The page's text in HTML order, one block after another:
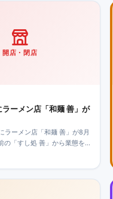
開店・閉店
ラーメン店「和麺 善」が
ラーメン店「和麺 善」が8月
の「すし処 善」から業態を変
ーメンを中心に天丼やなめ